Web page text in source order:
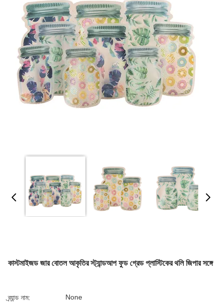
কাস্টমাইজড জার বোতল আকৃতির স্ট্যান্ডআপ ফুড গ্রেড প্লাস্টিকের থলি জিপার সঙ্গে
ব্র্যান্ড নাম: None